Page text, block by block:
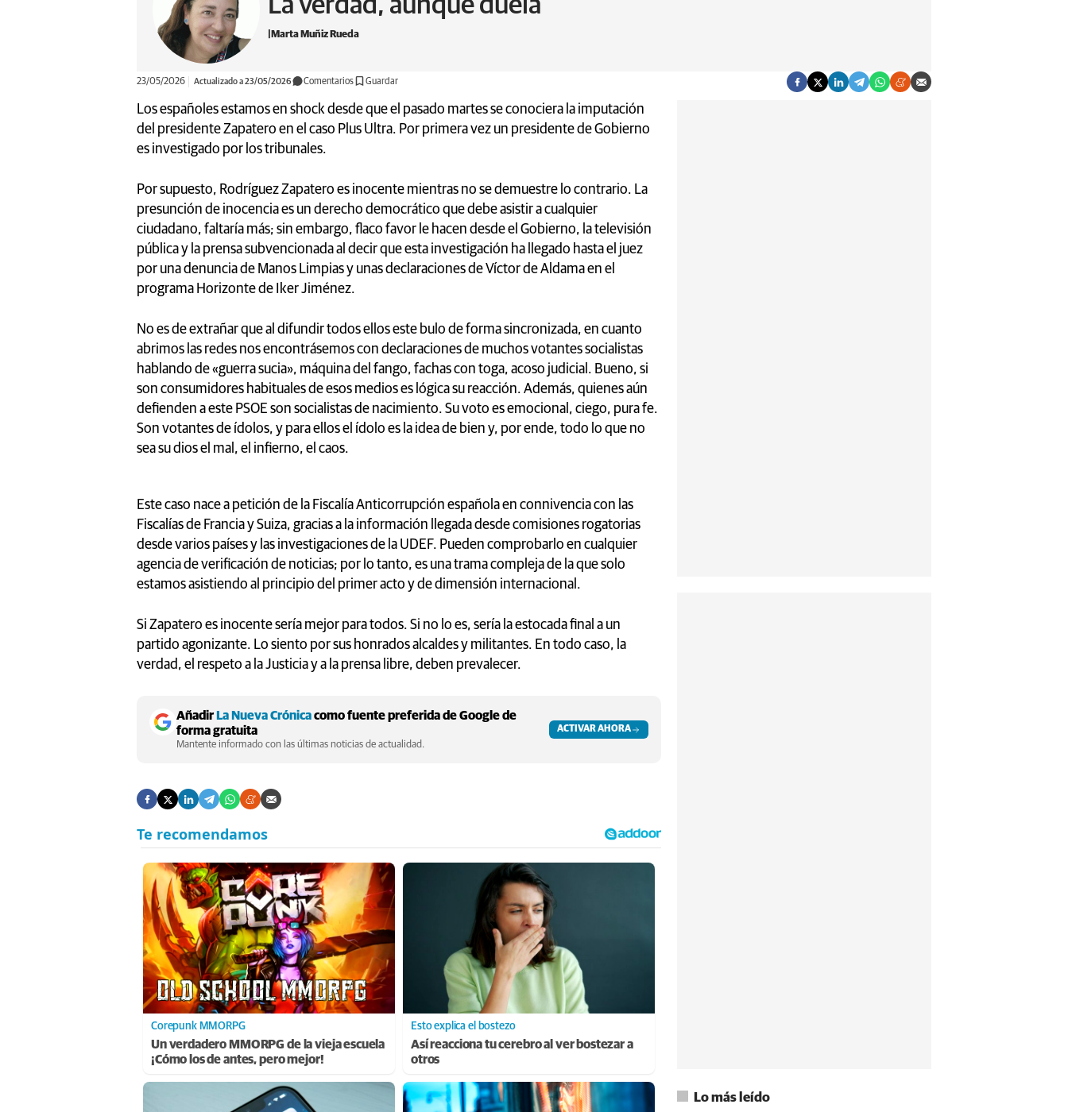
Marta Muñiz Rueda
23/05/2026 Actualizado a 23/05/2026 Comentarios Guardar
Los españoles estamos en shock desde que el pasado martes se conociera la imputación
del presidente Zapatero en el caso Plus Ultra. Por primera vez un presidente de Gobierno
es investigado por los tribunales.
Por supuesto, Rodríguez Zapatero es inocente mientras no se demuestre lo contrario. La
presunción de inocencia es un derecho democrático que debe asistir a cualquier
ciudadano, faltaría más; sin embargo, flaco favor le hacen desde el Gobierno, la televisión
pública y la prensa subvencionada al decir que esta investigación ha llegado hasta el juez
por una denuncia de Manos Limpias y unas declaraciones de Víctor de Aldama en el
programa Horizonte de Iker Jiménez.
No es de extrañar que al difundir todos ellos este bulo de forma sincronizada, en cuanto
abrimos las redes nos encontrásemos con declaraciones de muchos votantes socialistas
hablando de «guerra sucia», máquina del fango, fachas con toga, acoso judicial. Bueno, si
son consumidores habituales de esos medios es lógica su reacción. Además, quienes aún
defienden a este PSOE son socialistas de nacimiento. Su voto es emocional, ciego, pura fe.
Son votantes de ídolos, y para ellos el ídolo es la idea de bien y, por ende, todo lo que no
sea su dios el mal, el infierno, el caos.
Este caso nace a petición de la Fiscalía Anticorrupción española en connivencia con las
Fiscalías de Francia y Suiza, gracias a la información llegada desde comisiones rogatorias
desde varios países y las investigaciones de la UDEF. Pueden comprobarlo en cualquier
agencia de verificación de noticias; por lo tanto, es una trama compleja de la que solo
estamos asistiendo al principio del primer acto y de dimensión internacional.
Si Zapatero es inocente sería mejor para todos. Si no lo es, sería la estocada final a un
partido agonizante. Lo siento por sus honrados alcaldes y militantes. En todo caso, la
verdad, el respeto a la Justicia y a la prensa libre, deben prevalecer.
Añadir La Nueva Crónicacomo fuente preferida de Google de
forma gratuita
Mantente informado con las últimas noticias de actualidad.
ACTIVAR AHORA
Corepunk MMORPG
Un verdadero MMORPG de la vieja escuela
¡Cómo los de antes, pero mejor!
Esto explica el bostezo
Así reacciona tu cerebro al ver bostezar a
otros
Lo más leído